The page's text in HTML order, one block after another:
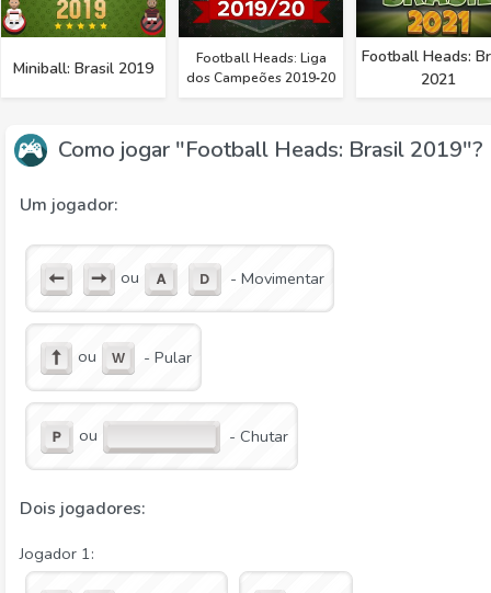
Miniball: Brasil 2019
Football Heads: Liga
dos Campeões 2019‑20
Football Heads:
2021
Como jogar "Football Heads: Brasil 2019"?
Um jogador:
ou - Movimentar
ou - Pular
ou - Chutar
Dois jogadores:
Jogador 1: